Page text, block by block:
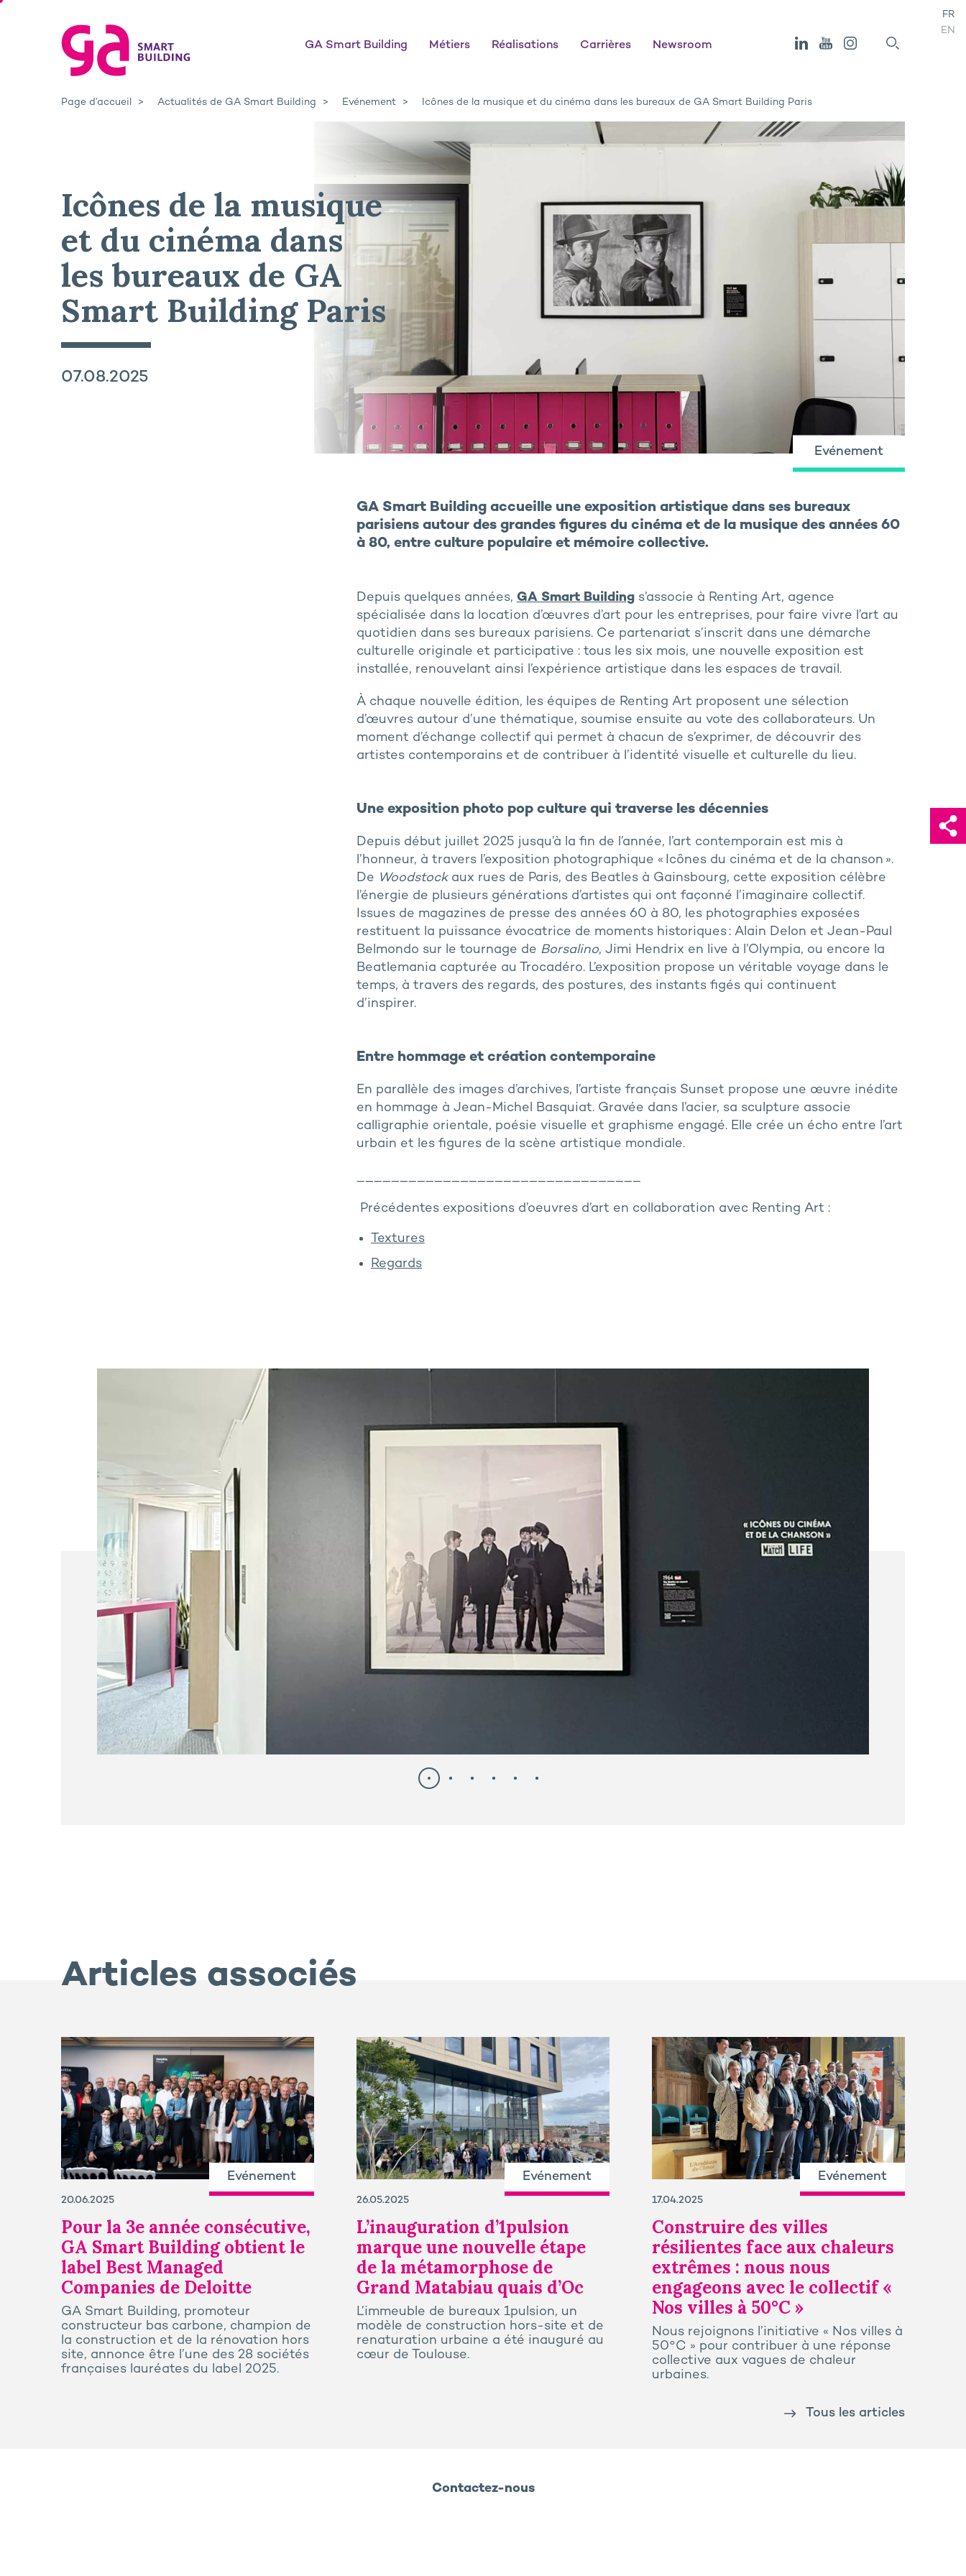
GA Smart Building Métiers Réalisations Carrières Newsroom
FR
EN
Page d’accueil Actualités de GA Smart Building Evénement Icônes de la musique et du cinéma dans les bureaux de GA Smart Building Paris
Evénement
Icônes de la musique
et du cinéma dans
les bureaux de GA
Smart Building Paris
07.08.2025
GA Smart Building accueille une exposition artistique dans ses bureaux
parisiens autour des grandes figures du cinéma et de la musique des années 60
à 80, entre culture populaire et mémoire collective.
Depuis quelques années, GA Smart Buildings’associe à Renting Art, agence
spécialisée dans la location d’œuvres d’art pour les entreprises, pour faire vivre l’art au
quotidien dans ses bureaux parisiens. Ce partenariat s’inscrit dans une démarche
culturelle originale et participative : tous les six mois, une nouvelle exposition est
installée, renouvelant ainsi l’expérience artistique dans les espaces de travail.
À chaque nouvelle édition, les équipes de Renting Art proposent une sélection
d’œuvres autour d’une thématique, soumise ensuite au vote des collaborateurs. Un
moment d’échange collectif qui permet à chacun de s’exprimer, de découvrir des
artistes contemporains et de contribuer à l’identité visuelle et culturelle du lieu.
Une exposition photo pop culture qui traverse les décennies
Depuis début juillet 2025 jusqu’à la fin de l’année, l’art contemporain est mis à
l’honneur, à travers l’exposition photographique « Icônes du cinéma et de la chanson ».
De Woodstockaux rues de Paris, des Beatles à Gainsbourg, cette exposition célèbre
l’énergie de plusieurs générations d’artistes qui ont façonné l’imaginaire collectif.
Issues de magazines de presse des années 60 à 80, les photographies exposées
restituent la puissance évocatrice de moments historiques : Alain Delon et Jean-Paul
Belmondo sur le tournage de Borsalino, Jimi Hendrix en live à l’Olympia, ou encore la
Beatlemania capturée au Trocadéro. L’exposition propose un véritable voyage dans le
temps, à travers des regards, des postures, des instants figés qui continuent
d’inspirer.
Entre hommage et création contemporaine
En parallèle des images d’archives, l’artiste français Sunset propose une œuvre inédite
en hommage à Jean-Michel Basquiat. Gravée dans l’acier, sa sculpture associe
calligraphie orientale, poésie visuelle et graphisme engagé. Elle crée un écho entre l’art
urbain et les figures de la scène artistique mondiale.
Précédentes expositions d’oeuvres d’art en collaboration avec Renting Art :
Textures
Regards
Articles associés
Evénement
20.06.2025
Pour la 3e année consécutive,
GA Smart Building obtient le
label Best Managed
Companies de Deloitte
GA Smart Building, promoteur
constructeur bas carbone, champion de
la construction et de la rénovation hors
site, annonce être l’une des 28 sociétés
françaises lauréates du label 2025.
Evénement
26.05.2025
L’inauguration d’1pulsion
marque une nouvelle étape
de la métamorphose de
Grand Matabiau quais d’Oc
L’immeuble de bureaux 1pulsion, un
modèle de construction hors-site et de
renaturation urbaine a été inauguré au
cœur de Toulouse.
Evénement
17.04.2025
Construire des villes
résilientes face aux chaleurs
extrêmes : nous nous
engageons avec le collectif «
Nos villes à 50°C »
Nous rejoignons l’initiative « Nos villes à
50°C » pour contribuer à une réponse
collective aux vagues de chaleur
urbaines.
Tous les articles
Contactez-nous